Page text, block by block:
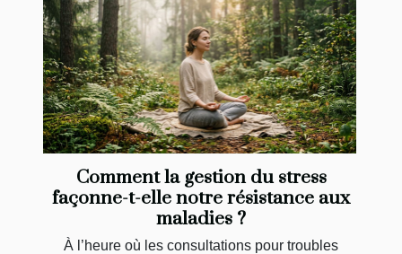
Comment la gestion du stress
façonne-t-elle notre résistance aux
maladies ?
À l’heure où les consultations pour troubles